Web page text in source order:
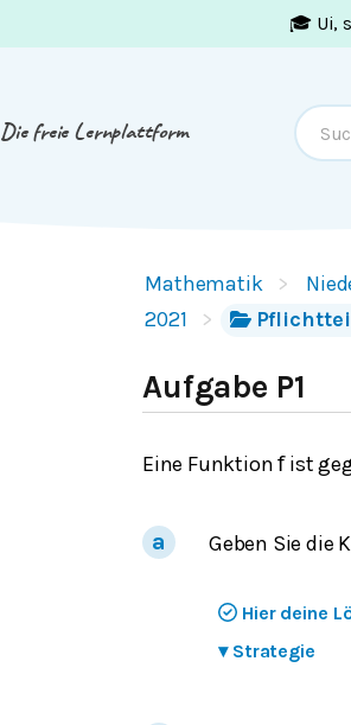
🎓 Ui,
Die freie Lernplattform
Mathematik
2021
Aufgabe P1
Eine Funktionfist
Geben Sie die
Hier deine
▾ Strategie